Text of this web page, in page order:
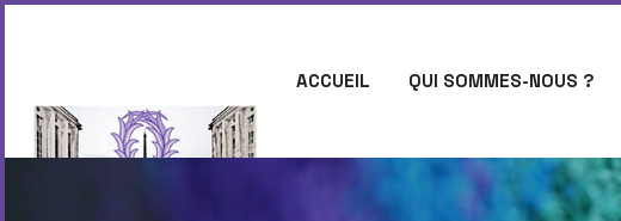
ACCUEIL QUI SOMMES-NOUS ?